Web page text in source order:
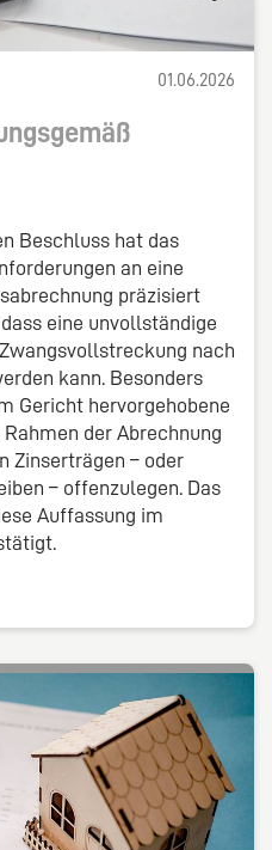
01.06.2026
Beschluss hat das
an eine
präzisiert
eine unvollständige
nach
kann. Besonders
Gericht hervorgehobene
der Abrechnung
Zinserträgen – oder
– offenzulegen. Das
Auffassung im